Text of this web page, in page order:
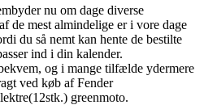
nu om dage diverse
de mest almindelige er i vore dage
du så nemt kan hente de bestilte
ind i din kalender.
og i mange tilfælde ydermere
ved køb af Fender
greenmoto.